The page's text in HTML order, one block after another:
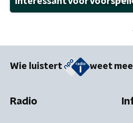
Wie luistert weet
Radio